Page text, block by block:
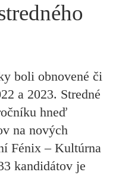
boli obnovené či
a 2023. Stredné
hneď
na nových
Fénix – Kultúrna
kandidátov je